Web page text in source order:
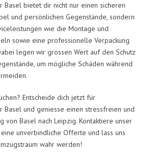
Basel bietet dir nicht nur einen sicheren
und persönlichen Gegenstände, sondern
wie die Montage und
sowie eine professionelle Verpackung
legen wir grossen Wert auf den Schutz
um mögliche Schäden während
Entscheide dich jetzt für
Basel und geniesse einen stressfreien und
von Basel nach Leipzig. Kontaktiere unser
unverbindliche Offerte und lass uns
wahr werden!